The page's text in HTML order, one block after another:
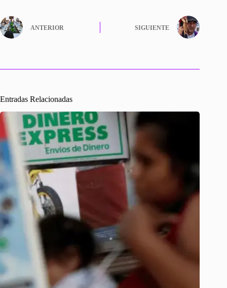
ok r
A
pp
ANTERIOR SIGUIENTE
Entradas Relacionadas